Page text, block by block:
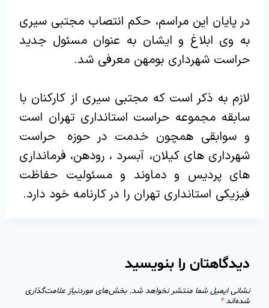
در پایان این مراسم، حکم انتصاب مجتبی سیری
به وی ابلاغ و ایشان به عنوان مسئول جدید
حراست شهرداری بومهن معرفی شد.
لازم به ذکر است که مجتبی سیری از کارکنان با
سابقه مجموعه حراست استانداری تهران است
و سوابقی همچون خدمت در حوزه حراست
شهرداری های کیلان، آبسرد ، رودهن، فرمانداری
های پردیس و دماوند و مسئولیت حفاظت
فیزیکی استانداری تهران را در کارنامه خود دارد.
دیدگاهتان را بنویسید
نشانی ایمیل شما منتشر نخواهد شد. بخش‌های موردنیاز علامت‌گذاری
شده‌اند*